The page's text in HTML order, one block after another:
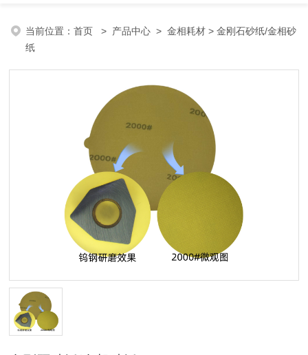
1、自动金相磨抛机YMPZ-2、金相磨平机MPJ-25
当前位置：首页 > 产品中心 >金相耗材 > 金刚石砂纸/金相砂
纸